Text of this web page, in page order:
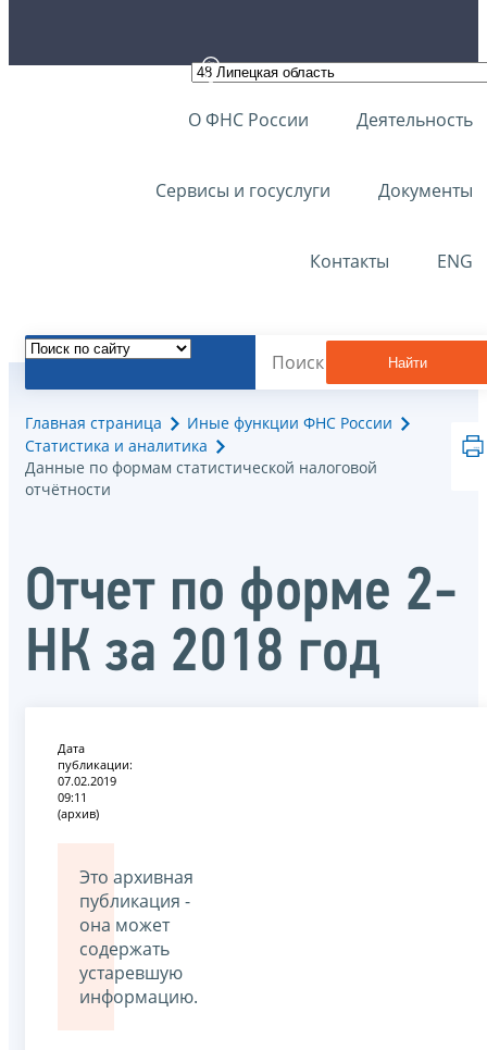
О ФНС России Деятельность
Сервисы и госуслуги Документы
Контакты ENG
Найти
Главная страница
Иные функции ФНС России
Статистика и аналитика
Данные по формам статистической налоговой
отчётности
Отчет по форме 2-
НК за 2018 год
Дата
публикации:
07.02.2019
09:11
(архив)
Это архивная
публикация -
она может
содержать
устаревшую
информацию.